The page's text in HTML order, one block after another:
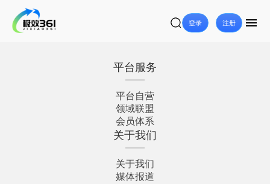
登录 注册
平台服务
平台自营
领域联盟
会员体系
关于我们
关于我们
媒体报道